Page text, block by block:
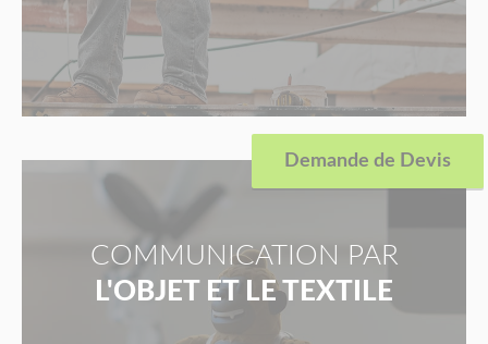
COMMUNICATION PAR
L'OBJET ET LE TEXTILE
Demande de Devis